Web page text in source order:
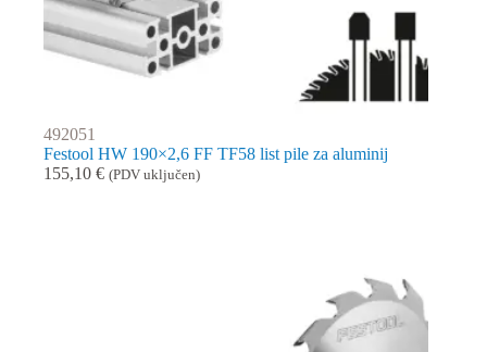
492051
Festool HW 190×2,6 FF TF58 list pile za aluminij
155,10 € (PDV uključen)